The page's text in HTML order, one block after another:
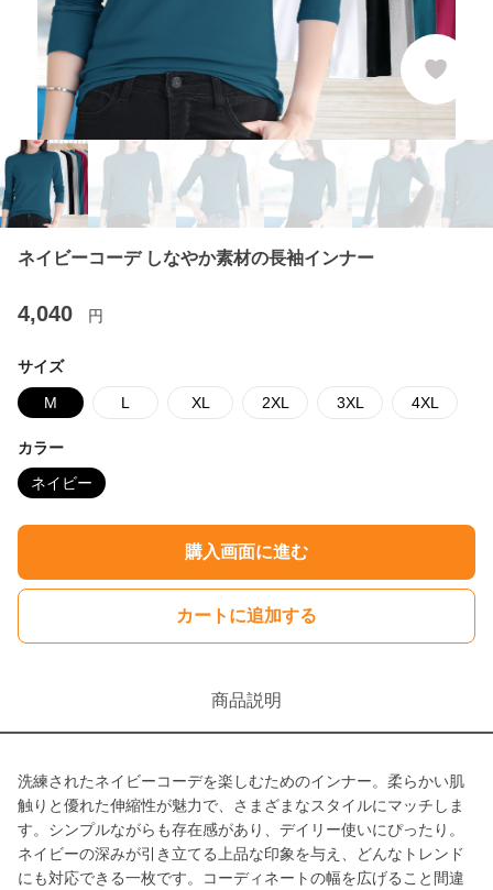
ネイビーコーデ しなやか素材の長袖インナー
4,040 円
サイズ
M L XL 2XL 3XL 4XL
カラー
ネイビー
購入画面に進む
カートに追加する
商品説明
洗練されたネイビーコーデを楽しむためのインナー。柔らかい肌
触りと優れた伸縮性が魅力で、さまざまなスタイルにマッチしま
す。シンプルながらも存在感があり、デイリー使いにぴったり。
ネイビーの深みが引き立てる上品な印象を与え、どんなトレンド
にも対応できる一枚です。コーディネートの幅を広げること間違